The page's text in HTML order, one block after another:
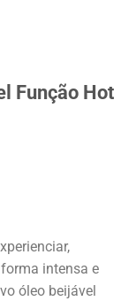
Função Hot
intensa e
óleo beijável